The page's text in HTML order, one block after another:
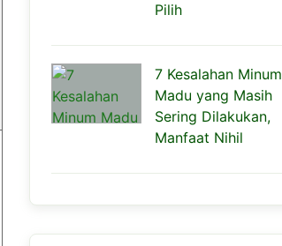
Pilih
7 Kesalahan Minum
Madu yang Masih
Sering Dilakukan,
Manfaat Nihil